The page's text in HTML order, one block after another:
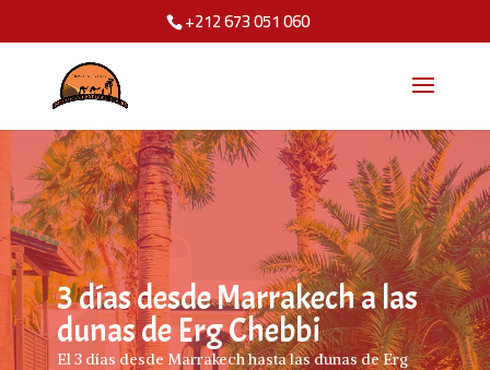
+212 673 051 060
3 días desde Marrakech a las
dunas de Erg Chebbi
El 3 días desde Marrakech hasta las dunas de Erg